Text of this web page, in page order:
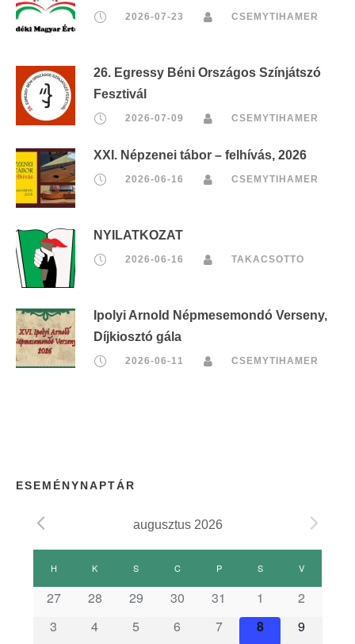
2026-07-23 CSEMYTIHAMER
26. Egressy Béni Országos Színjátszó
Fesztivál
2026-07-09 CSEMYTIHAMER
XXI. Népzenei tábor – felhívás, 2026
2026-06-16 CSEMYTIHAMER
NYILATKOZAT
2026-06-16 TAKACSOTTO
Ipolyi Arnold Népmesemondó Verseny,
Díjkiosztó gála
2026-06-11 CSEMYTIHAMER
ESEMÉNYNAPTÁR
augusztus 2026
EH K S CCSÜTÖRTÖK
PPÉNTEK SSZOMBAT
VVASÁRNAP
27 28 29 30 31 1
2
3
4 5 6 7 8
9